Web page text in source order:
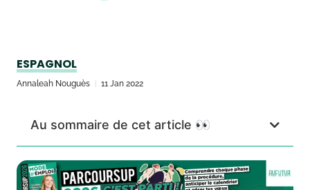
ESPAGNOL
Annaleah Nouguès 11 Jan 2022
Au sommaire de cet article 👀